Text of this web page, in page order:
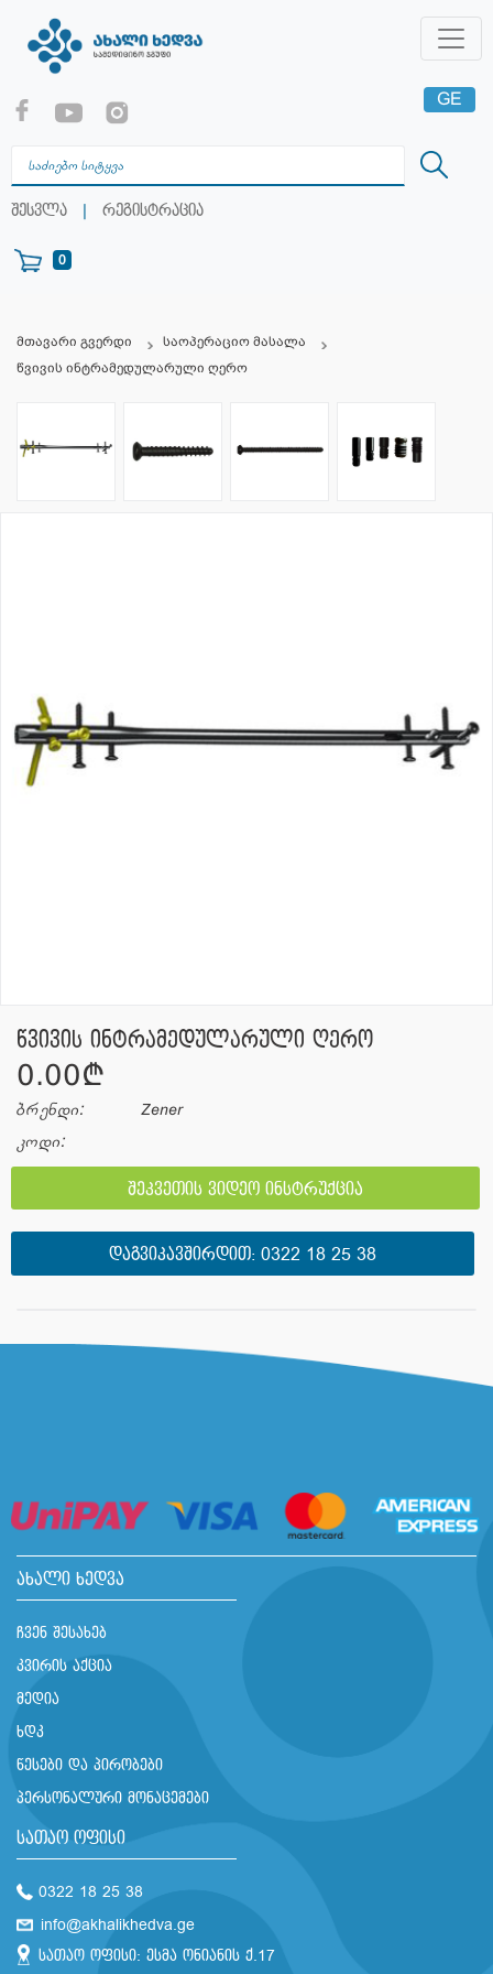
შესვლა | რეგისტრაცია
0
GE
RU
მთავარი გვერდი
საოპერაციო მასალა
წვივის ინტრამედულარული ღერო
წვივის ინტრამედულარული ღერო
0.00¢
ბრენდი: Zener
კოდი:
შეკვეთის ვიდეო ინსტრუქცია
ᲓᲐᲒᲕᲘᲙᲐᲕᲨᲘᲠᲓᲘᲗ:0322 18 25 38
ახალი ხედვა
ჩვენ შესახებ
კვირის აქცია
მედია
ხდკ
წესები და პირობები
პერსონალური მონაცემები
სათაო ოფისი
0322 18 25 38
info@akhalikhedva.ge
სათაო ოფისი: ესმა ონიანის ქ.17